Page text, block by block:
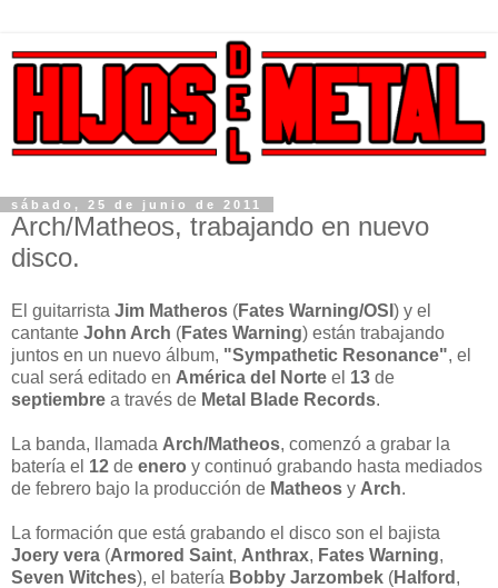
sábado, 25 de junio de 2011
Arch/Matheos, trabajando en nuevo
disco.
El guitarrista Jim Matheros (Fates Warning/OSI ) y el
cantante John Arch (Fates Warning) están trabajando
juntos en un nuevo álbum, "Sympathetic Resonance", el
cual será editado en América del Norte el 13 de
septiembre a través de Metal Blade Records.
La banda, llamada Arch/Matheos, comenzó a grabar la
batería el 12 de enero y continuó grabando hasta mediados
de febrero bajo la producción de Matheos y Arch.
La formación que está grabando el disco son el bajista
Joery vera (Armored Saint, Anthrax, Fates Warning,
Seven Witches), el batería Bobby Jarzombek (Halford ,